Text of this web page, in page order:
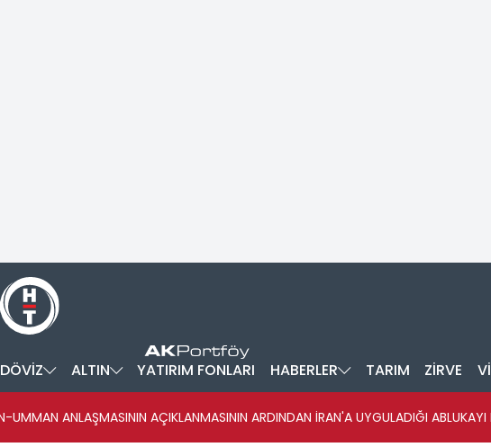
DÖVİZ ALTIN YATIRIM FONLARI HABERLER TARIM ZİRVE
UMMAN ANLAŞMASININ AÇIKLANMASININ ARDINDAN İRAN'A UYGULADIĞI ABLUKAYI